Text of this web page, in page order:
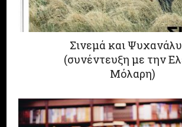
Σινεμά και
(συνέντευξη με την
Μόλαρη)